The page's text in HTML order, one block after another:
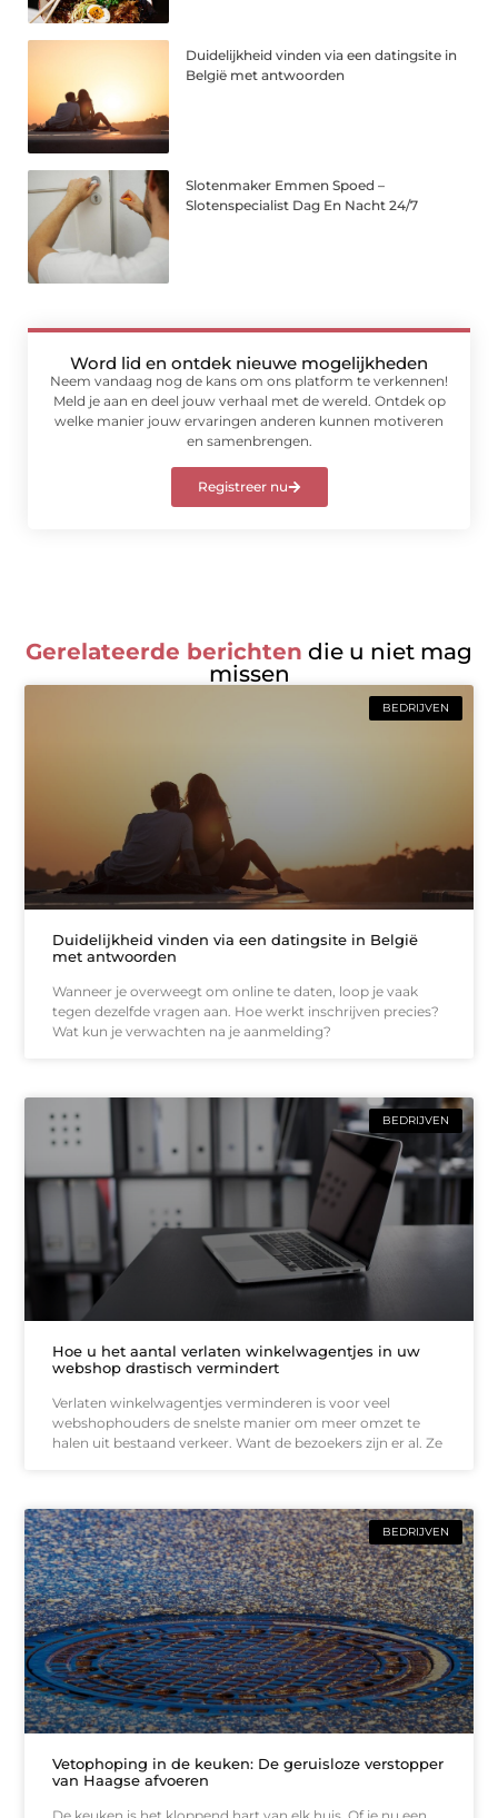
Duidelijkheid vinden via een datingsite in
België met antwoorden
Slotenmaker Emmen Spoed –
Slotenspecialist Dag En Nacht 24/7
Word lid en ontdek nieuwe mogelijkheden
Neem vandaag nog de kans om ons platform te verkennen!
Meld je aan en deel jouw verhaal met de wereld. Ontdek op
welke manier jouw ervaringen anderen kunnen motiveren
en samenbrengen.
Registreer nu
Gerelateerde berichten die u niet mag
missen
BEDRIJVEN
Duidelijkheid vinden via een datingsite in België
met antwoorden
Wanneer je overweegt om online te daten, loop je vaak
tegen dezelfde vragen aan. Hoe werkt inschrijven precies?
Wat kun je verwachten na je aanmelding?
BEDRIJVEN
Hoe u het aantal verlaten winkelwagentjes in uw
webshop drastisch vermindert
Verlaten winkelwagentjes verminderen is voor veel
webshophouders de snelste manier om meer omzet te
halen uit bestaand verkeer. Want de bezoekers zijn er al. Ze
BEDRIJVEN
Vetophoping in de keuken: De geruisloze verstopper
van Haagse afvoeren